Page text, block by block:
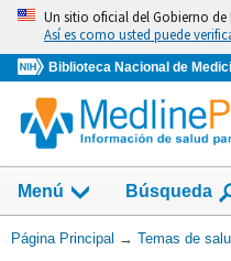
Omita
vaya
al
Contenido
Un sitio oficial del Gobierno de
Así es como usted puede
Biblioteca Nacional de
Menú
Mostrar
campo
de
Búsqueda
Usted
Página Principal → Temas de